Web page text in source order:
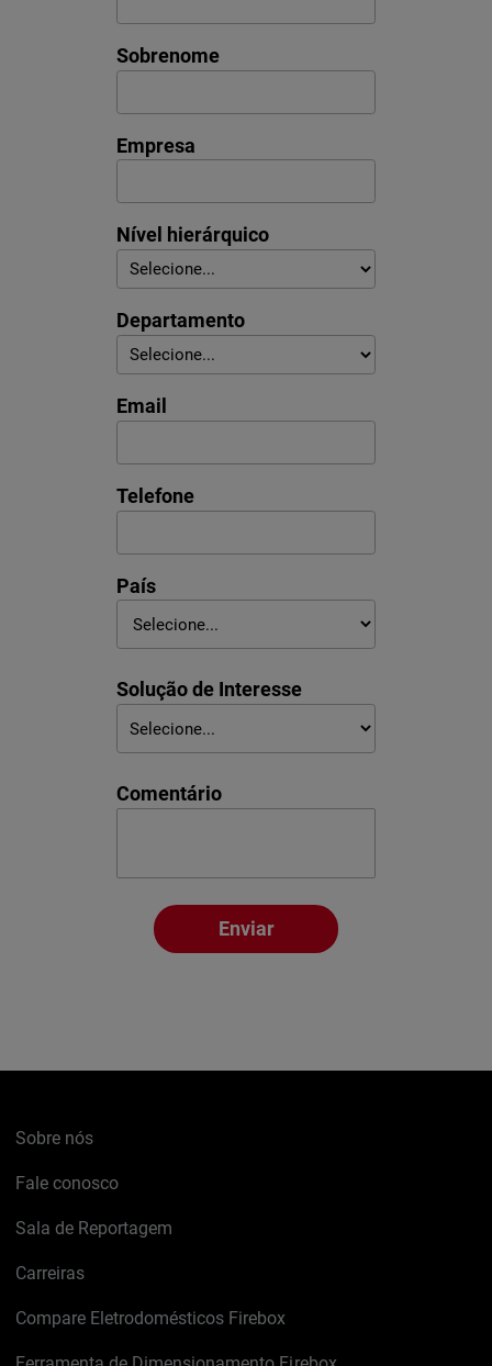
Sobrenome
Empresa
Nível hierárquico
Departamento
Email
Telefone
País
Solução de Interesse
Comentário
Enviar
Sobre nós
Fale conosco
Sala de Reportagem
Carreiras
Compare Eletrodomésticos Firebox